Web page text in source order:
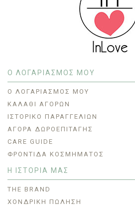
Ο ΛΟΓΑΡΙΑΣΜΟΣ ΜΟΥ
O ΛΟΓΑΡΙΑΣΜΌΣ ΜΟΥ
ΚΑΛΆΘΙ ΑΓΟΡΏΝ
ΙΣΤΟΡΙΚΌ ΠΑΡΑΓΓΕΛΙΏΝ
ΑΓΟΡΆ ΔΩΡΟΕΠΙΤΑΓΉΣ
CARE GUIDE
ΦΡΟΝΤΊΔΑ ΚΟΣΜΉΜΑΤΟΣ
Η ΙΣΤΟΡΙΑ ΜΑΣ
THE BRAND
ΧΟΝΔΡΙΚΗ ΠΩΛΗΣΗ